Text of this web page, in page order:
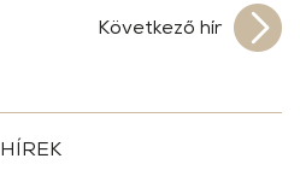
Következő hír
HÍREK